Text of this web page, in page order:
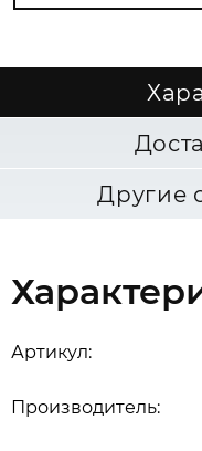
Другие
Артикул:
Производитель: